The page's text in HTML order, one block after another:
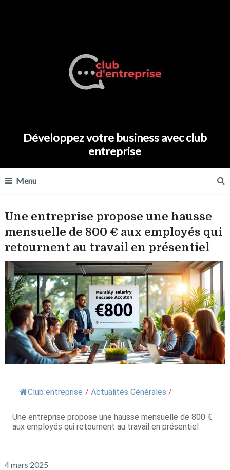
Développez votre business avec club
entreprise
Menu
Une entreprise propose une hausse
mensuelle de 800 € aux employés qui
retournent au travail en présentiel
Club entreprise / Actualités Générales /
Une entreprise propose une hausse mensuelle de 800 €
aux employés qui retournent au travail en présentiel
4 mars 2025